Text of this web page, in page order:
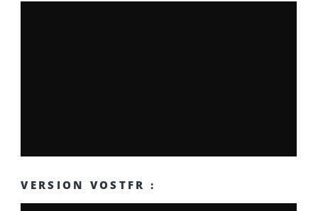
VERSION VOSTFR :